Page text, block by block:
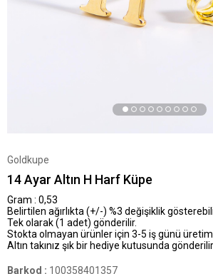
Goldkupe
14 Ayar Altın H Harf Küpe
Gram : 0,53
Belirtilen ağırlıkta (+/-) %3 değişiklik
Tek olarak (1 adet) gönderilir.
Stokta olmayan ürünler için 3-5 iş günü
Altın takınız şık bir hediye kutusunda gönderilir.
Barkod : 100358401357